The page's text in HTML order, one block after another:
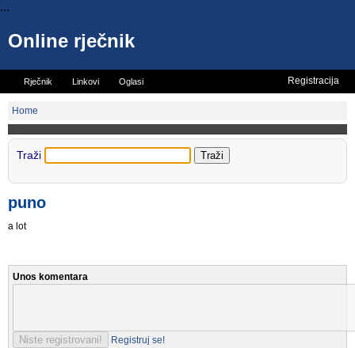
...
Online rječnik
Rječnik Linkovi Oglasi Registracija
Home
Traži
puno
a lot
Unos komentara
Registruj se!